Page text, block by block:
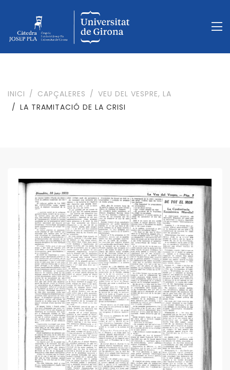
INICI CAPÇALERES
VEU DEL VESPRE, LA
LA TRAMITACIÓ DE LA CRISI